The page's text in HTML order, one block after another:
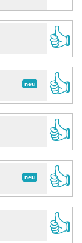
👍
neu
👍
👍
neu
👍
👍